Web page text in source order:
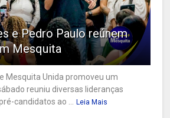
e Pedro Paulo reúnem
Mesquita
Mesquita Unida promoveu um
reuniu diversas lideranças
candidatos ao ...
Leia Mais